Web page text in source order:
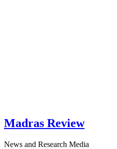
Madras Review
News and Research Media